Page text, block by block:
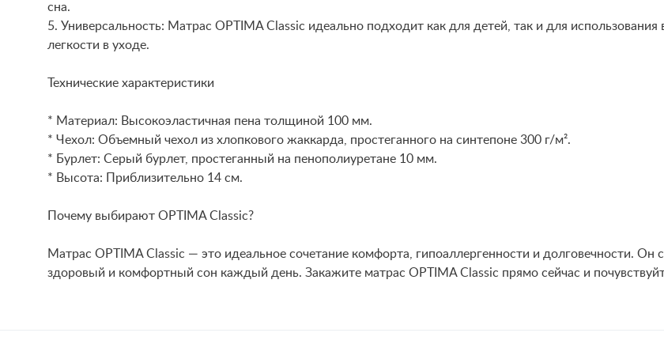
сна.
5. Универсальность: Матрас OPTIMA Classic идеально подходит как для детей, так и для использования
легкости в уходе.
Технические характеристики
* Материал: Высокоэластичная пена толщиной 100 мм.
* Чехол: Объемный чехол из хлопкового жаккарда, простеганного на синтепоне 300 г/м².
* Бурлет: Серый бурлет, простеганный на пенополиуретане 10 мм.
* Высота: Приблизительно 14 см.
Почему выбирают OPTIMA Classic?
Матрас OPTIMA Classic — это идеальное сочетание комфорта, гипоаллергенности и долговечности.
здоровый и комфортный сон каждый день. Закажите матрас OPTIMA Classic прямо сейчас и